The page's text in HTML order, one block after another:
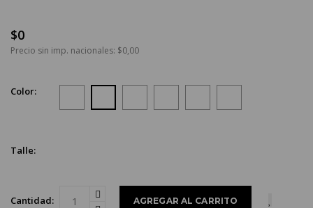
$0
Precio sin imp. nacionales: $0,00
Color:
Talle:
Cantidad: